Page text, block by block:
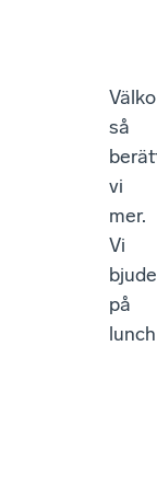
så
vi
mer.
Vi
på